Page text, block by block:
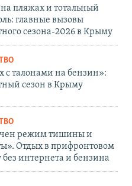
пляжах и тотальный
главные вызовы
сезона-2026 в Крыму
с талонами на бензин»:
сезон в Крыму
режим тишины и
Отдых в прифронтовом
интернета и бензина